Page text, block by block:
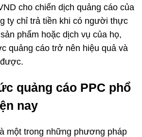
cho chiến dịch quảng cáo của
ty chỉ trả tiền khi có người thực
phẩm hoặc dịch vụ của họ,
quảng cáo trở nên hiệu quả và
quảng cáo PPC phổ
nay
một trong những phương pháp